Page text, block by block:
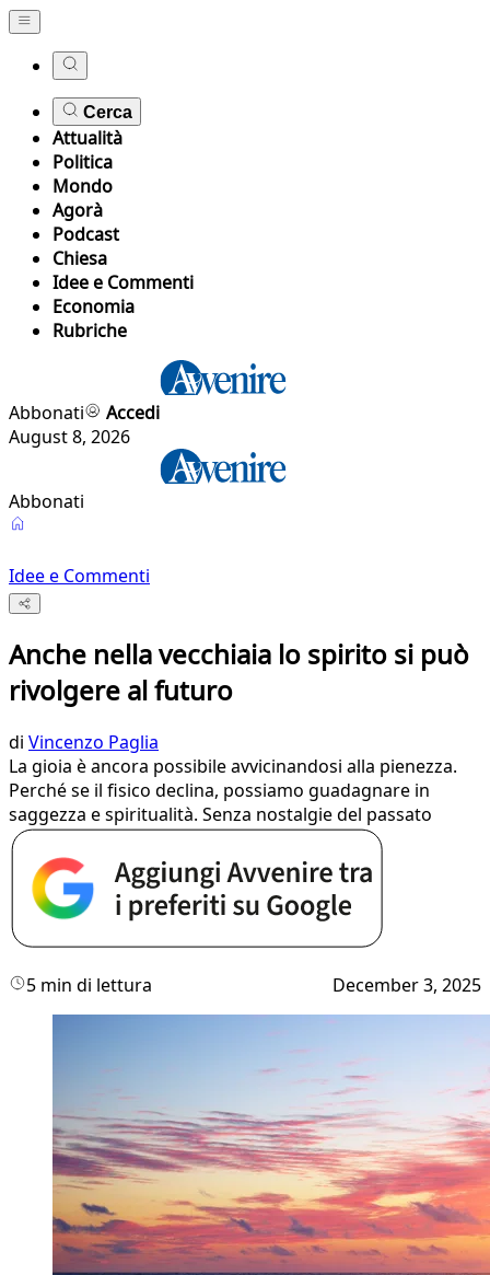
Cerca
Attualità
Politica
Mondo
Agorà
Podcast
Chiesa
Idee e Commenti
Economia
Rubriche
Abbonati
Accedi
August 8, 2026
Abbonati
Idee e Commenti
Anche nella vecchiaia lo spirito si può
rivolgere al futuro
di Vincenzo Paglia
La gioia è ancora possibile avvicinandosi alla pienezza.
Perché se il fisico declina, possiamo guadagnare in
saggezza e spiritualità. Senza nostalgie del passato
5 min di lettura December 3, 2025